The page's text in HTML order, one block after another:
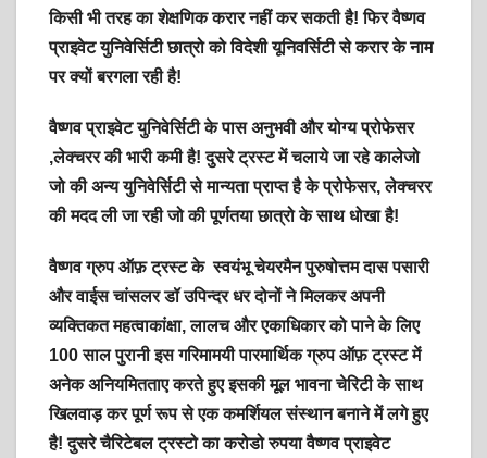
किसी भी तरह का शेक्षणिक करार नहीं कर सकती है! फिर वैष्णव
प्राइवेट युनिवेर्सिटी छात्रो को विदेशी यूनिवर्सिटी से करार के नाम
पर क्यों बरगला रही है!
वैष्णव प्राइवेट युनिवेर्सिटी के पास अनुभवी और योग्य प्रोफेसर
,लेक्चरर की भारी कमी है! दुसरे ट्रस्ट में चलाये जा रहे कालेजो
जो की अन्य युनिवेर्सिटी से मान्यता प्राप्त है के प्रोफेसर, लेक्चरर
की मदद ली जा रही जो की पूर्णतया छात्रो के साथ धोखा है!
वैष्णव ग्रुप ऑफ़ ट्रस्ट के स्वयंभू चेयरमैन पुरुषोत्तम दास पसारी
और वाईस चांसलर डॉ उपिन्दर धर दोनों ने मिलकर अपनी
व्यक्तिकत महत्वाकांक्षा, लालच और एकाधिकार को पाने के लिए
100 साल पुरानी इस गरिमामयी पारमार्थिक ग्रुप ऑफ़ ट्रस्ट में
अनेक अनियमितताए करते हुए इसकी मूल भावना चेरिटी के साथ
खिलवाड़ कर पूर्ण रूप से एक कमर्शियल संस्थान बनाने में लगे हुए
है! दुसरे चैरिटेबल ट्रस्टो का करोडो रुपया वैष्णव प्राइवेट